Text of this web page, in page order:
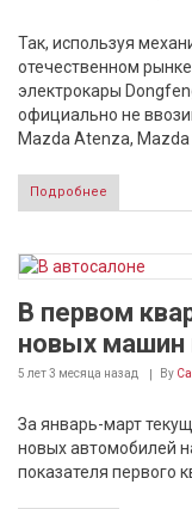
Так, используя
отечественном
электрокары
официально не
Mazda Atenza,
Подробнее
В первом
новых машин
5 лет 3 месяца назад By
За январь-март
новых автомобилей
показателя первого